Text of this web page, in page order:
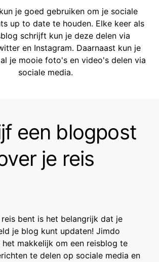
je goed gebruiken om je sociale
up to date te houden. Elke keer als
schrijft kun je deze delen via
en Instagram. Daarnaast kun je
je mooie foto's en video's delen via
sociale media.
een blogpost
je reis
reis bent is het belangrijk dat je
je blog kunt updaten! Jimdo
makkelijk om een reisblog te
te delen op sociale media en